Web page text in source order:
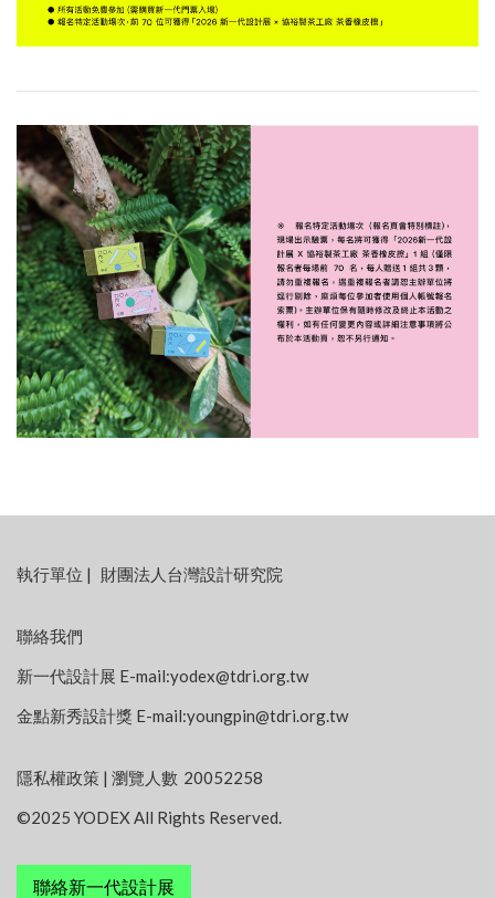
:::
執行單位 | 財團法人台灣設計研究院
聯絡我們
新一代設計展 E-mail:yodex@tdri.org.tw
金點新秀設計獎 E-mail:youngpin@tdri.org.tw
隱私權政策 | 瀏覽人數 20052258
©2025 YODEX All Rights Reserved.
聯絡新一代設計展